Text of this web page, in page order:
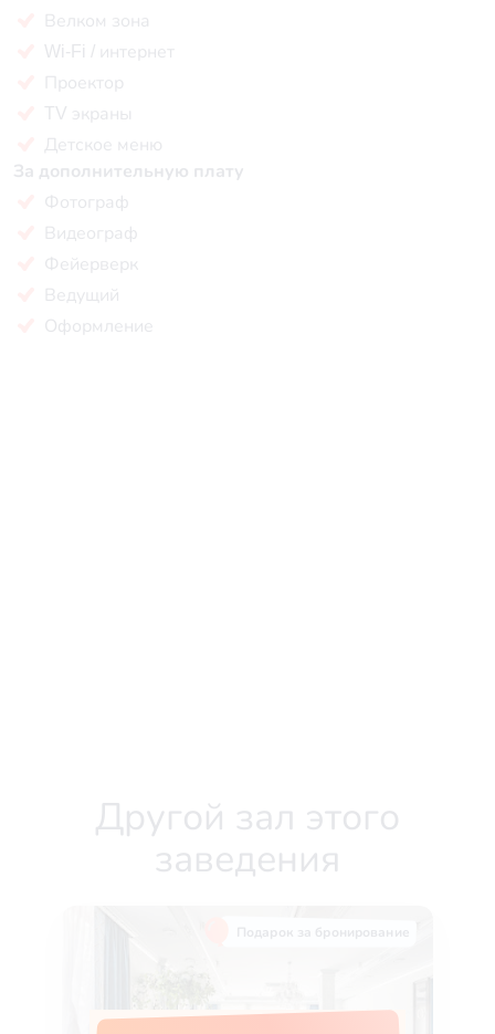
Велком зона
Wi-Fi / интернет
Проектор
TV экраны
Детское меню
За дополнительную плату
Фотограф
Видеограф
Фейерверк
Ведущий
Оформление
Другой зал этого
заведения